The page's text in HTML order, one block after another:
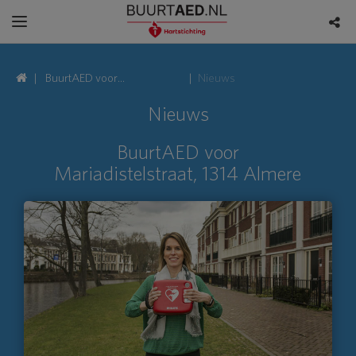
BuurtAED voor
Mariadistelstraat, 1314
Nieuws
Nieuws
BuurtAED voor
Mariadistelstraat, 1314 Almere